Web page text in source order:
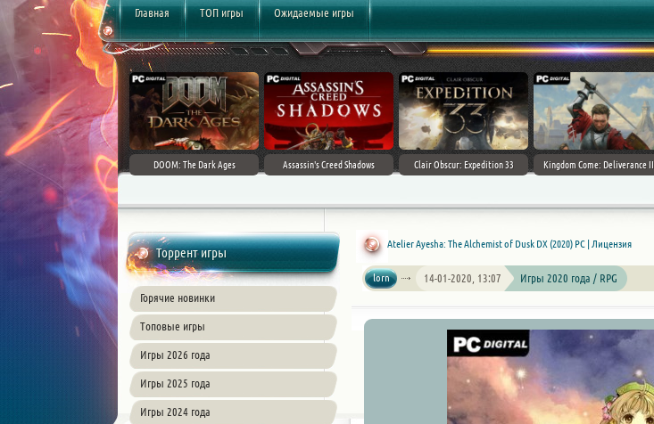
Главная ТОП игры Ожидаемые игры
DOOM: The Dark Ages Assassin's Creed Shadows Clair Obscur: Expedition 33 Kingdom Come: Deliverance II
Торрент игры
Горячие новинки
Топовые игры
Игры 2026 года
Игры 2025 года
Игры 2024 года
Atelier Ayesha: The Alchemist of Dusk DX (2020) PC | Лицензия
lorn 14-01-2020, 13:07 Игры 2020 года / RPG